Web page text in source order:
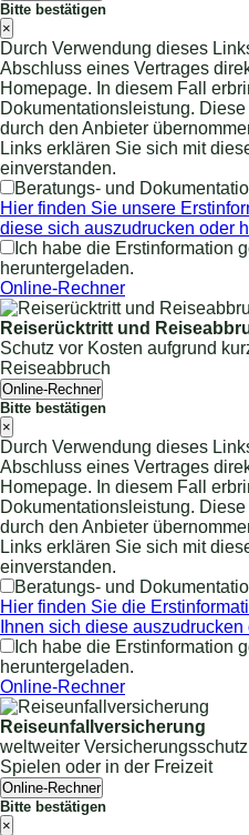
Bitte bestätigen
×
Durch Verwendung dieses
Abschluss eines Vertrages
Homepage. In diesem Fall
Dokumentationsleistung.
durch den Anbieter
Links erklären Sie sich mit
einverstanden.
Beratungs- und
Hier finden Sie unsere
diese sich auszudrucken oder
Ich habe die Erstinformation
heruntergeladen.
Online-Rechner
Reiserücktritt und
Schutz vor Kosten aufgrund
Reiseabbruch
Online-Rechner
Bitte bestätigen
×
Durch Verwendung dieses
Abschluss eines Vertrages
Homepage. In diesem Fall
Dokumentationsleistung.
durch den Anbieter
Links erklären Sie sich mit
einverstanden.
Beratungs- und
Hier finden Sie die
Ihnen sich diese
Ich habe die Erstinformation
heruntergeladen.
Online-Rechner
Reiseunfallversicherung
weltweiter
Spielen oder in der Freizeit
Online-Rechner
Bitte bestätigen
×